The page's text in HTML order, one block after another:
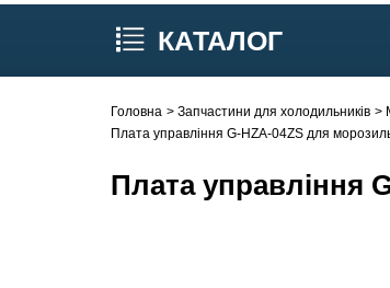
КАТАЛОГ
Головна Запчастини для холодильників
Плата управління G-HZA-04ZS для
Плата управління